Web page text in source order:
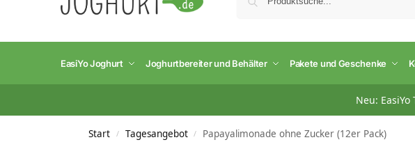
EasiYo Joghurt Joghurtbereiter und Behälter Pakete und Geschenke
Neu:
Start / Tagesangebot / Papayalimonade ohne Zucker (12er Pack)